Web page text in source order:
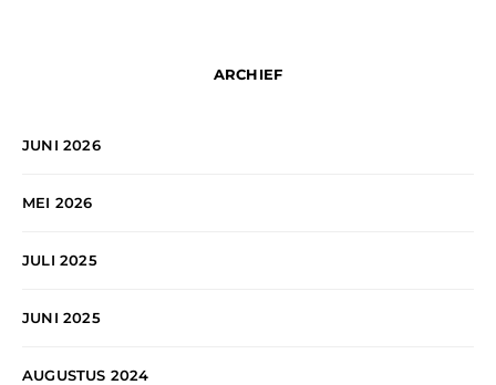
ARCHIEF
JUNI 2026
MEI 2026
JULI 2025
JUNI 2025
AUGUSTUS 2024